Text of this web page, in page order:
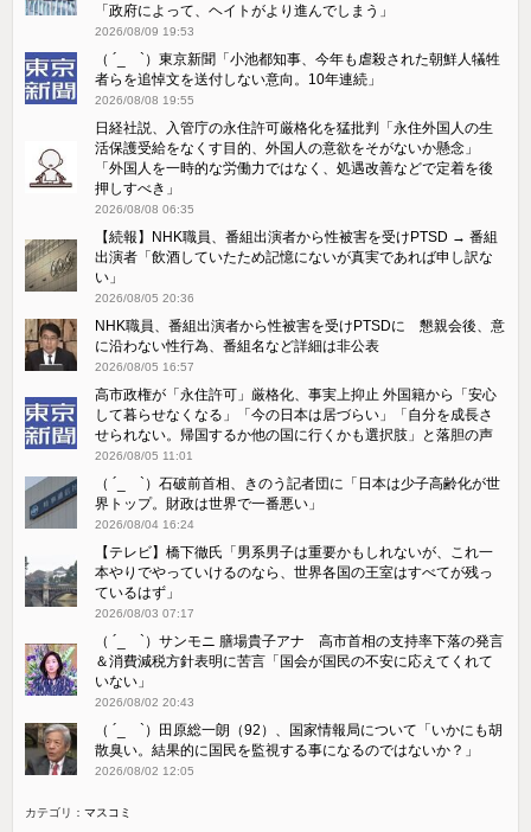
「政府によって、ヘイトがより進んでしまう」
2026/08/09 19:53
（ ´_ゝ`）東京新聞「小池都知事、今年も虐殺された朝鮮人犠牲
者らを追悼文を送付しない意向。10年連続」
2026/08/08 19:55
日経社説、入管庁の永住許可厳格化を猛批判「永住外国人の生
活保護受給をなくす目的、外国人の意欲をそがないか懸念」
「外国人を一時的な労働力ではなく、処遇改善などで定着を後
押しすべき」
2026/08/08 06:35
【続報】NHK職員、番組出演者から性被害を受けPTSD → 番組
出演者「飲酒していたため記憶にないが真実であれば申し訳な
い」
2026/08/05 20:36
NHK職員、番組出演者から性被害を受けPTSDに 懇親会後、意
に沿わない性行為、番組名など詳細は非公表
2026/08/05 16:57
高市政権が「永住許可」厳格化、事実上抑止 外国籍から「安心
して暮らせなくなる」「今の日本は居づらい」「自分を成長さ
せられない。帰国するか他の国に行くかも選択肢」と落胆の声
2026/08/05 11:01
（ ´_ゝ`）石破前首相、きのう記者団に「日本は少子高齢化が世
界トップ。財政は世界で一番悪い」
2026/08/04 16:24
【テレビ】橋下徹氏「男系男子は重要かもしれないが、これ一
本やりでやっていけるのなら、世界各国の王室はすべてが残っ
ているはず」
2026/08/03 07:17
（ ´_ゝ`）サンモニ 膳場貴子アナ 高市首相の支持率下落の発言
＆消費減税方針表明に苦言「国会が国民の不安に応えてくれて
いない」
2026/08/02 20:43
（ ´_ゝ`）田原総一朗（92）、国家情報局について「いかにも胡
散臭い。結果的に国民を監視する事になるのではないか？」
2026/08/02 12:05
カテゴリ：マスコミ